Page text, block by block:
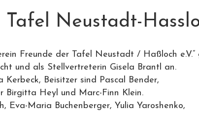
Tafel Neustadt-
Freunde der Tafel Neustadt / Haßloch e.V.“
und als Stellvertreterin Gisela Brantl an.
Beisitzer sind Pascal Bender,
Birgitta Heyl und Marc-Finn Klein.
Eva-Maria Buchenberger, Yulia Yaroshenko,